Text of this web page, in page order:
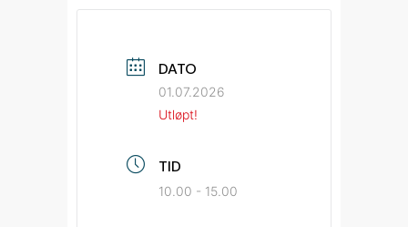
DATO
01.07.2026
Utløpt!
TID
10.00 - 15.00